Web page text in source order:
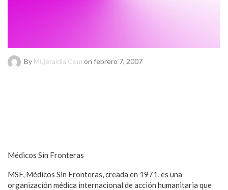
By Mujeraldia.com on febrero 7, 2007
Médicos Sin Fronteras
MSF, Médicos Sin Fronteras, creada en 1971, es una
organización médica internacional de acción humanitaria que